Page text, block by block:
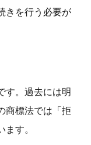
きを行う必要が
す。過去には明
商標法では「拒
す。